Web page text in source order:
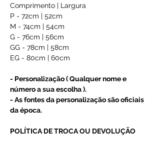
Comprimento | Largura
P - 72cm | 52cm
M - 74cm | 54cm
G - 76cm | 56cm
GG - 78cm | 58cm
EG - 80cm | 60cm
- Personalização ( Qualquer nome e
número a sua escolha ).
- As fontes da personalização são oficiais
da época.
POLÍTICA DE TROCA OU DEVOLUÇÃO